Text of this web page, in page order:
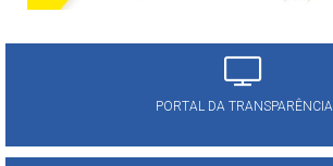
PORTAL DA TRANSPARÊNCIA